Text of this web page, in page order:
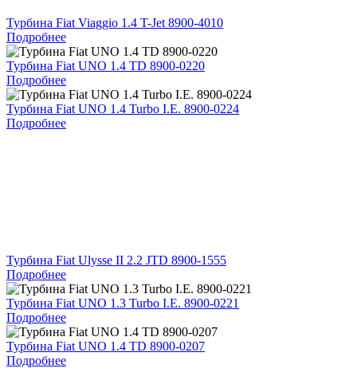
Турбина Fiat Viaggio 1.4 T-Jet 8900-4010
Подробнее
Турбина Fiat UNO 1.4 TD 8900-0220
Подробнее
Турбина Fiat UNO 1.4 Turbo I.E. 8900-0224
Подробнее
Турбина Fiat Ulysse II 2.2 JTD 8900-1555
Подробнее
Турбина Fiat UNO 1.3 Turbo I.E. 8900-0221
Подробнее
Турбина Fiat UNO 1.4 TD 8900-0207
Подробнее